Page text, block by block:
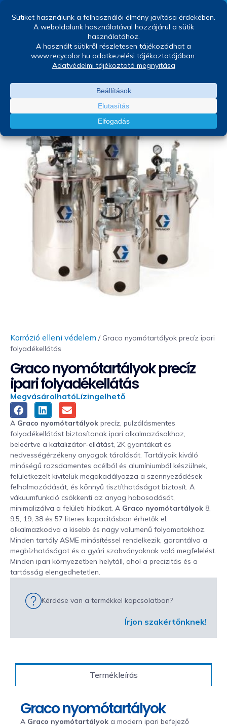
Korrózió elleni védelem / Graco nyomótartályok precíz ipari
folyadékellátás
Graco nyomótartályok precíz
ipari folyadékellátás
MegvásárolhatóLízingelhető
A Graco nyomótartályok precíz, pulzálásmentes
folyadékellátást biztosítanak ipari alkalmazásokhoz,
beleértve a katalizátor-ellátást, 2K gyantákat és
nedvességérzékeny anyagok tárolását. Tartályaik kiváló
minőségű rozsdamentes acélból és alumíniumból készülnek,
felületkezelt kivitelük megakadályozza a szennyeződések
felhalmozódását, és könnyű tisztíthatóságot biztosít. A
vákuumfunkció csökkenti az anyag habosodását,
minimalizálva a felületi hibákat. A Graco nyomótartályok 8,
9,5, 19, 38 és 57 literes kapacitásban érhetők el,
alkalmazkodva a kisebb és nagy volumenű folyamatokhoz.
Minden tartály ASME minősítéssel rendelkezik, garantálva a
megbízhatóságot és a gyári szabványoknak való megfelelést.
Minden ipari környezetben helytáll, ahol a precizitás és a
tartósság elengedhetetlen.
Kérdése van a termékkel kapcsolatban?
Írjon szakértőnknek!
Termékleírás
Graco nyomótartályok
A Graco nyomótartályok a modern ipari befejező